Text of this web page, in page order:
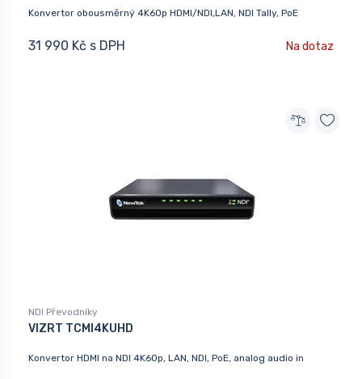
Konvertor obousměrný 4K60p HDMI/NDI,LAN, NDI Tally, PoE
31 990 Kč s DPH Na dotaz
NDI Převodníky
VIZRT TCMI4KUHD
Konvertor HDMI na NDI 4K60p, LAN, NDI, PoE, analog audio in